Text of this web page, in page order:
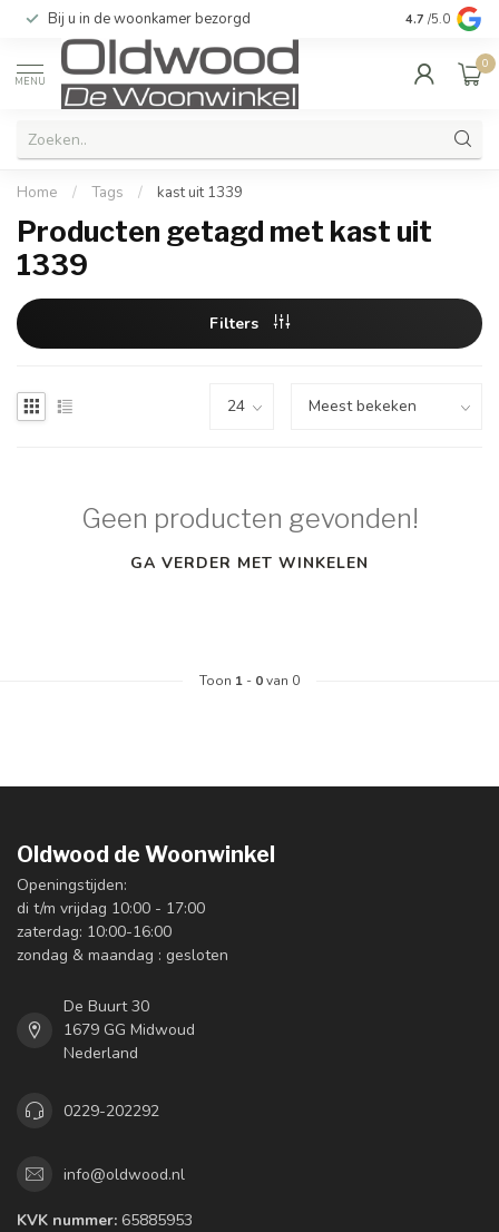
Bij u in de woonkamer bezorgd Kwaliteit &
4.7 /5.0
MENU
0
Home / Tags / kast uit 1339
Producten getagd met kast uit
1339
Filters
Geen producten gevonden!
GA VERDER MET WINKELEN
Toon 1 - 0van 0
Oldwood de Woonwinkel
Openingstijden:
di t/m vrijdag 10:00 - 17:00
zaterdag: 10:00-16:00
zondag & maandag : gesloten
De Buurt 30
1679 GG Midwoud
Nederland
0229-202292
info@oldwood.nl
KVK nummer: 65885953